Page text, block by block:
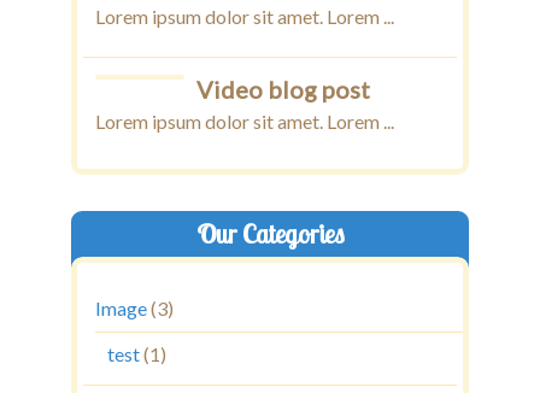
Lorem ipsum dolor sit amet. Lorem ...
Video blog post
Lorem ipsum dolor sit amet. Lorem ...
Our Categories
Image(3)
test(1)